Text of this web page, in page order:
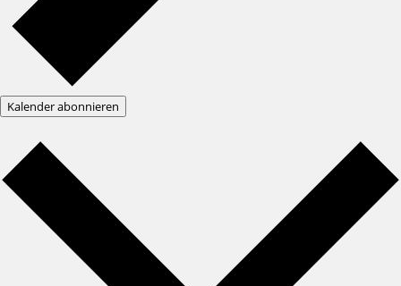
Kalender abonnieren